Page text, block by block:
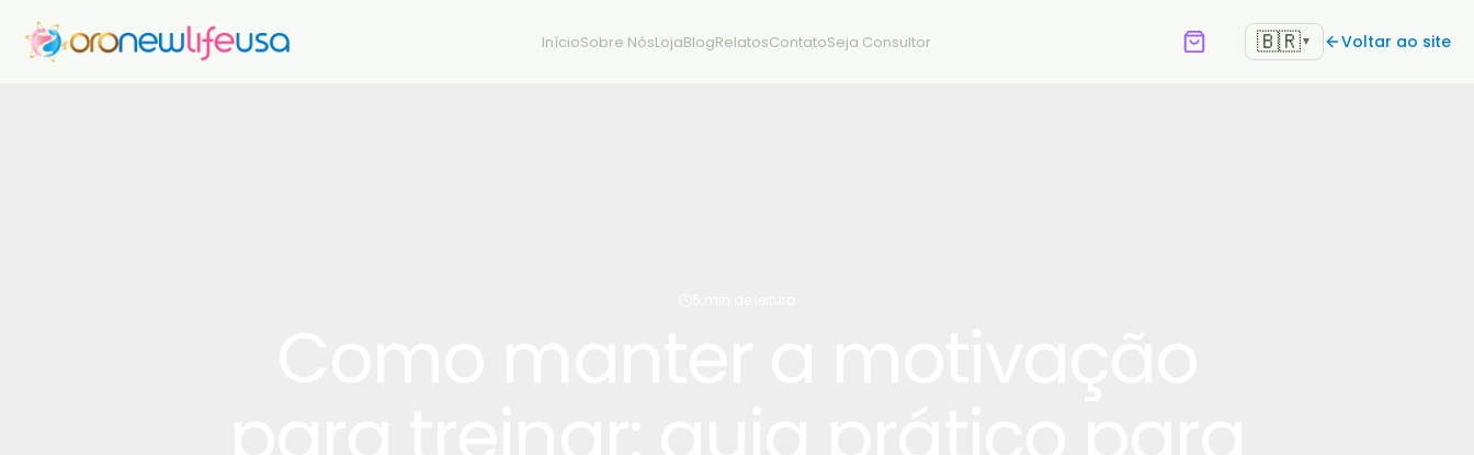
InícioSobre NósLojaBlogRelatosContatoSeja Consultor 🇧🇷▼ Voltar ao site